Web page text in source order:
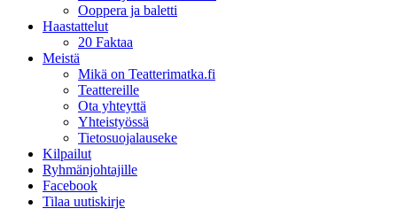
Ooppera ja baletti
Haastattelut
20 Faktaa
Meistä
Mikä on Teatterimatka.fi
Teattereille
Ota yhteyttä
Yhteistyössä
Tietosuojalauseke
Kilpailut
Ryhmänjohtajille
Facebook
Tilaa uutiskirje